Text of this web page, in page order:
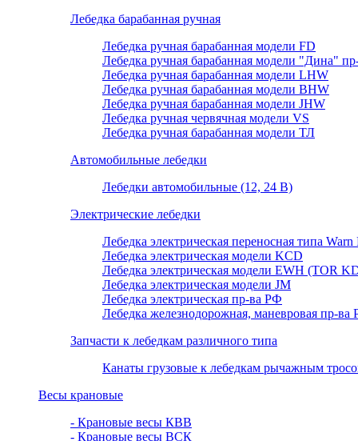
Лебедка барабанная ручная
Лебедка ручная барабанная модели FD
Лебедка ручная барабанная модели "Дина"
Лебедка ручная барабанная модели LHW
Лебедка ручная барабанная модели BHW
Лебедка ручная барабанная модели JHW
Лебедка ручная червячная модели VS
Лебедка ручная барабанная модели ТЛ
Автомобильные лебедки
Лебедки автомобильные (12, 24 В)
Электрические лебедки
Лебедка электрическая переносная типа
Лебедка электрическая модели KCD
Лебедка электрическая модели EWH (TOR
Лебедка электрическая модели JM
Лебедка электрическая пр-ва РФ
Лебедка железнодорожная, маневровая пр-ва
Запчасти к лебедкам различного типа
Канаты грузовые к лебедкам рычажным
Весы крановые
- Крановые весы КВВ
- Крановые весы ВСК